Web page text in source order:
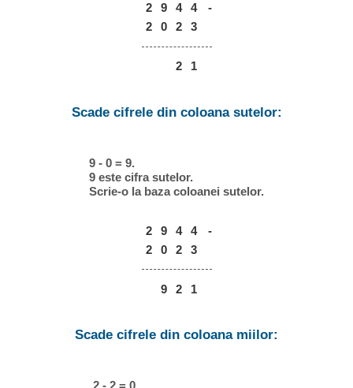
2 9 4 4
-
2
0 2 3
2 1
Scade cifrele din coloana sutelor:
9 - 0 = 9.
9 este cifra sutelor.
Scrie-o la baza coloanei sutelor.
2 9 4 4
-
2
0 2 3
9 2 1
Scade cifrele din coloana miilor: